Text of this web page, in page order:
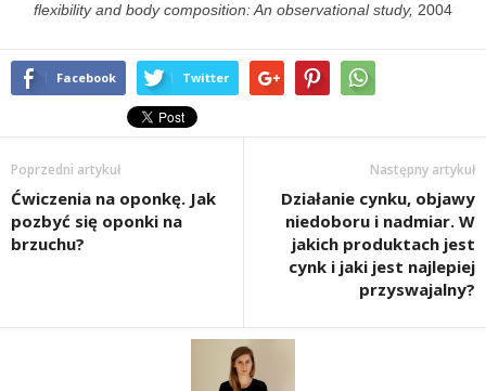
flexibility and body composition: An observational study, 2004
Facebook Twitter
Poprzedni artykuł
Ćwiczenia na oponkę. Jak
pozbyć się oponki na
brzuchu?
Następny artykuł
Działanie cynku, objawy
niedoboru i nadmiar. W
jakich produktach jest
cynk i jaki jest najlepiej
przyswajalny?